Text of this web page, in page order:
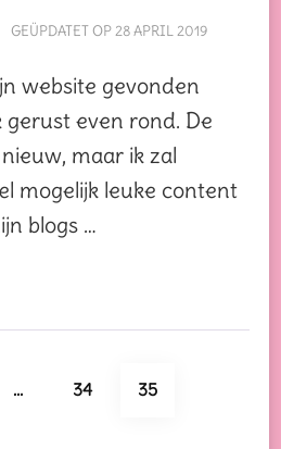
GEÜPDATET OP28 APRIL 2019
website gevonden
gerust even rond. De
maar ik zal
mogelijk leuke content
blogs …
… PAGINA
34 PAGINA
35